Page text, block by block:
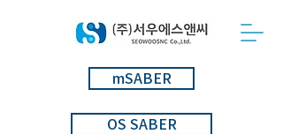
mSABER
OS SABER